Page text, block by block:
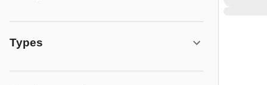
Types